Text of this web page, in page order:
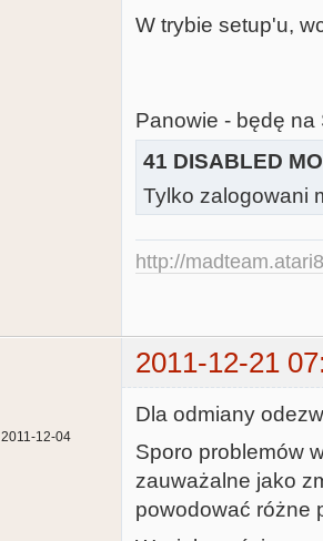
W trybie setup'u,
Panowie - będę na
41 DISABLED
Tylko zalogowani
http://
2011-12-21
2011-12-04
Dla odmiany
Sporo problemów
zauważalne jako
powodować różne